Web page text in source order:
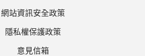
網站資訊安全政策
隱私權保護政策
意見信箱